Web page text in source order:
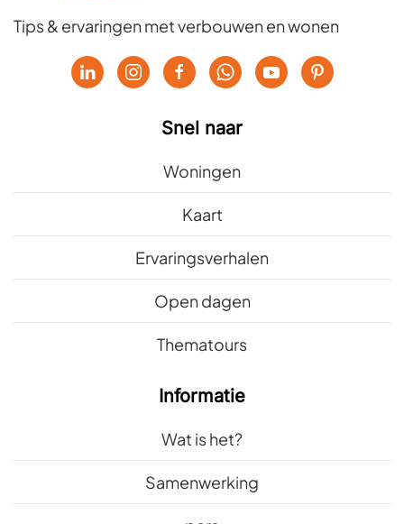
Tips & ervaringen met verbouwen en wonen
Snel naar
Woningen
Kaart
Ervaringsverhalen
Open dagen
Thematours
Informatie
Wat is het?
Samenwerking